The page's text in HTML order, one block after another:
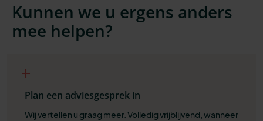
Kunnen we u ergens anders
mee helpen?
Plan een adviesgesprek in
Wij vertellen u graag meer. Volledig vrijblijvend, wanneer